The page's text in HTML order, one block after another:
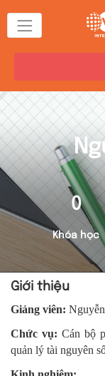
0
Khóa học
Giới thiệu
Giảng viên:
Chức vụ: Cán bộ
quản lý tài nguyên